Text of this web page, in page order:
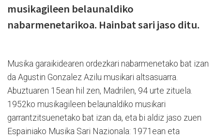
musikagileen belaunaldiko
nabarmenetarikoa. Hainbat sari jaso ditu.
Musika garaikidearen ordezkari nabarmenetako bat izan
da Agustin Gonzalez Azilu musikari altsasuarra.
Abuztuaren 15ean hil zen, Madrilen, 94 urte zituela.
1952ko musikagileen belaunaldiko musikari
garrantzitsuenetako bat izan da, eta bi aldiz jaso zuen
Espainiako Musika Sari Nazionala: 1971ean eta